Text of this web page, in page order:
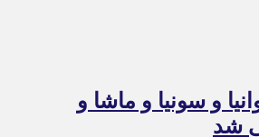
و سونیا و ماشا و
شد